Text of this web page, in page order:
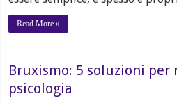
Read More »
Bruxismo: 5 soluzioni per
psicologia